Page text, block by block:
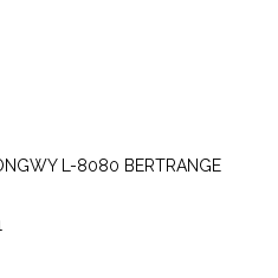
L-8080 BERTRANGE